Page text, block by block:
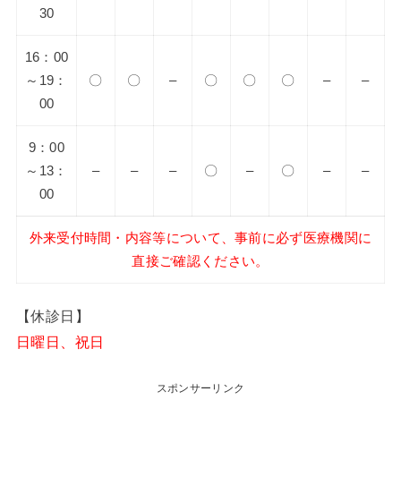
30
16：00
～19：
00
〇 〇 – 〇 〇 〇 – –
9：00
～13：
00
– – – 〇 – 〇 – –
外来受付時間・内容等について、事前に必ず医療機関に
直接ご確認ください。
【休診日】
日曜日、祝日
スポンサーリンク